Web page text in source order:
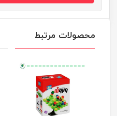
محصولات مرتبط